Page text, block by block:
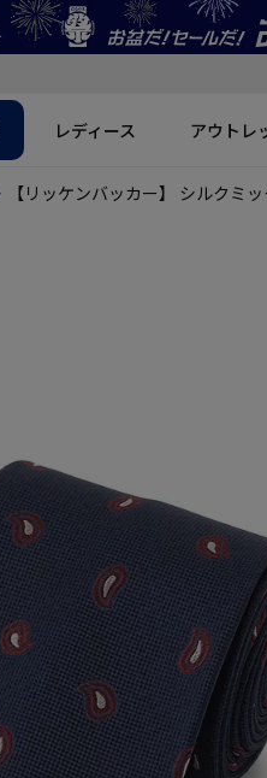
レディース アウトレ
【リッケンバッカー】 シルクミ